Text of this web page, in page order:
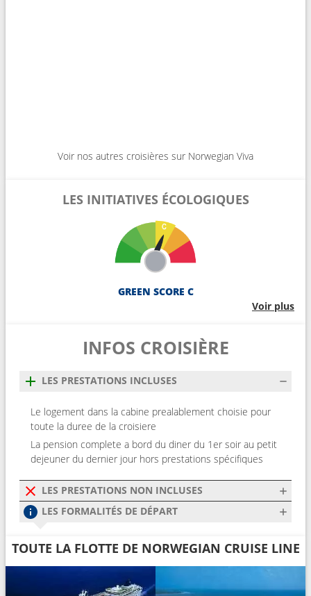
Voir nos autres croisières sur Norwegian Viva
LES INITIATIVES ÉCOLOGIQUES
GREEN SCORE C
Voir plus
INFOS CROISIÈRE
LES PRESTATIONS INCLUSES
Le logement dans la cabine prealablement choisie pour
toute la duree de la croisiere
La pension complete a bord du diner du 1er soir au petit
dejeuner du dernier jour hors prestations spécifiques
LES PRESTATIONS NON INCLUSES
LES FORMALITÉS DE DÉPART
TOUTE LA FLOTTE DE NORWEGIAN CRUISE LINE